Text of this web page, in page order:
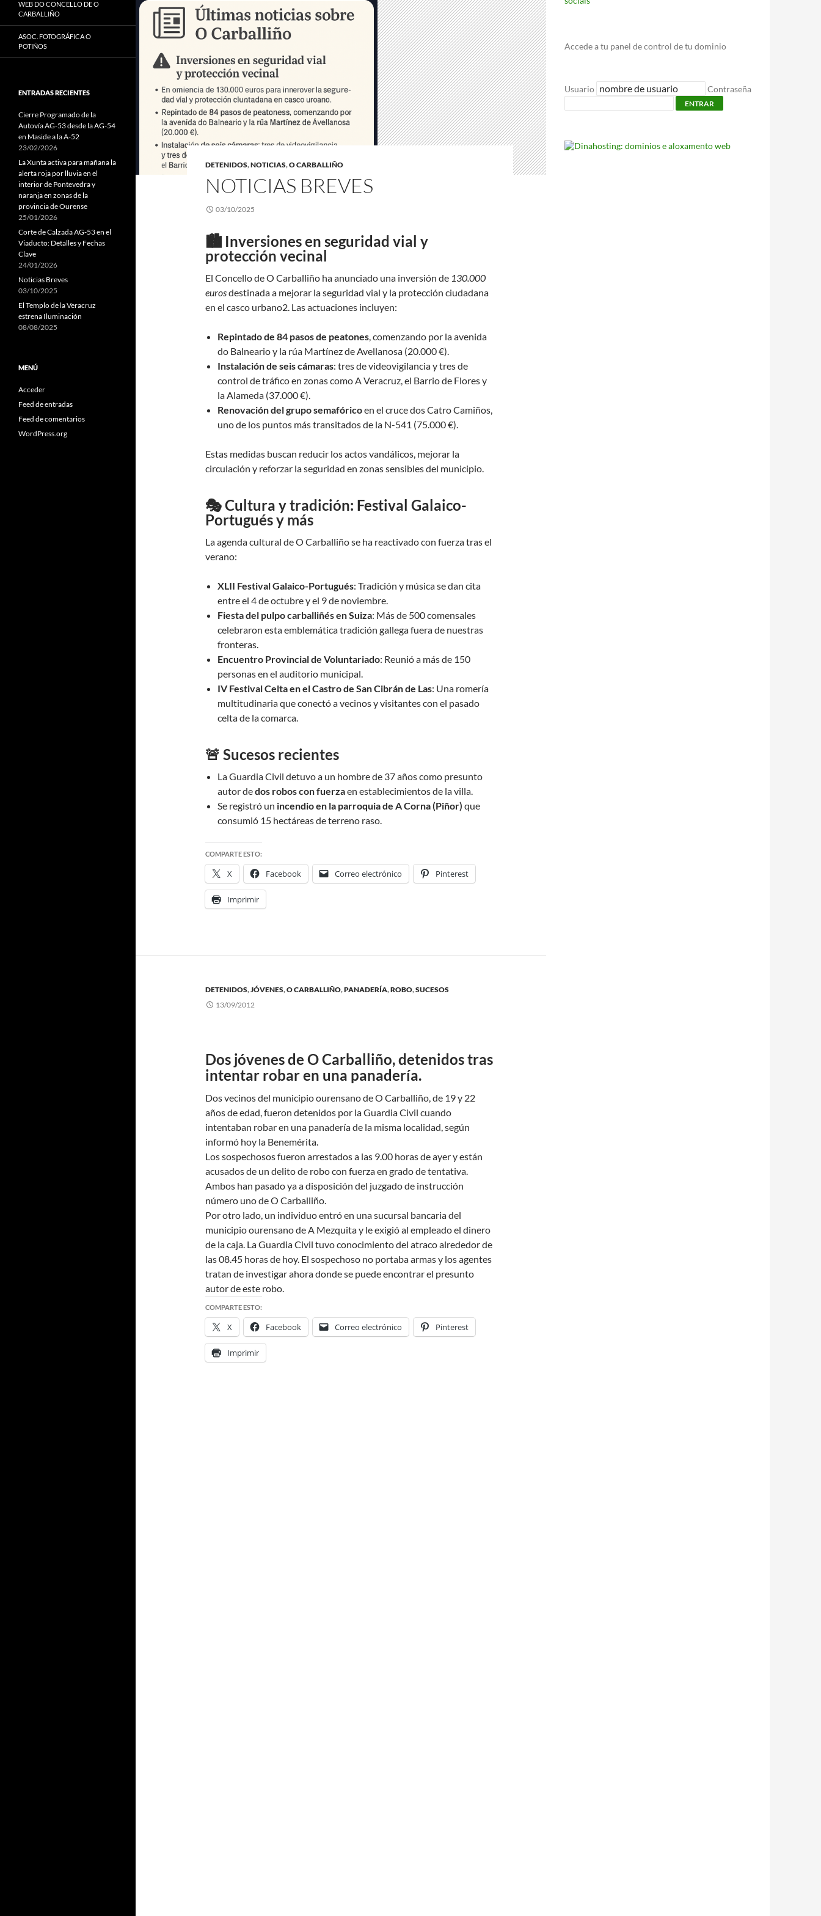
DETENIDOS,NOTICIAS,O CARBALLIÑO
NOTICIAS BREVES
03/10/2025
🏙️ Inversiones en seguridad vial y
protección vecinal
El Concello de O Carballiño ha anunciado una inversión de 130.000
eurosdestinada a mejorar la seguridad vial y la protección ciudadana
en el casco urbano2. Las actuaciones incluyen:
Repintado de 84 pasos de peatones, comenzando por la avenida
do Balneario y la rúa Martínez de Avellanosa (20.000 €).
Instalación de seis cámaras: tres de videovigilancia y tres de
control de tráfico en zonas como A Veracruz, el Barrio de Flores y
la Alameda (37.000 €).
Renovación del grupo semafóricoen el cruce dos Catro Camiños,
uno de los puntos más transitados de la N-541 (75.000 €).
Estas medidas buscan reducir los actos vandálicos, mejorar la
circulación y reforzar la seguridad en zonas sensibles del municipio.
🎭 Cultura y tradición: Festival Galaico-
Portugués y más
La agenda cultural de O Carballiño se ha reactivado con fuerza tras el
verano:
XLII Festival Galaico-Portugués: Tradición y música se dan cita
entre el 4 de octubre y el 9 de noviembre.
Fiesta del pulpo carballiñés en Suiza: Más de 500 comensales
celebraron esta emblemática tradición gallega fuera de nuestras
fronteras.
Encuentro Provincial de Voluntariado: Reunió a más de 150
personas en el auditorio municipal.
IV Festival Celta en el Castro de San Cibrán de Las: Una romería
multitudinaria que conectó a vecinos y visitantes con el pasado
celta de la comarca.
🚨 Sucesos recientes
La Guardia Civil detuvo a un hombre de 37 años como presunto
autor dedos robos con fuerzaen establecimientos de la villa.
Se registró un incendio en la parroquia de A Corna (Piñor) que
consumió 15 hectáreas de terreno raso.
COMPARTE ESTO:
X Facebook Correo electrónico Pinterest
Imprimir
DETENIDOS,JÓVENES,O CARBALLIÑO,PANADERÍA,ROBO,SUCESOS
13/09/2012
Dos jóvenes de O Carballiño, detenidos tras
intentar robar en una panadería.
Dos vecinos del municipio ourensano de O Carballiño, de 19 y 22
años de edad, fueron detenidos por la Guardia Civil cuando
intentaban robar en una panadería de la misma localidad, según
informó hoy la Benemérita.
Los sospechosos fueron arrestados a las 9.00 horas de ayer y están
acusados de un delito de robo con fuerza en grado de tentativa.
Ambos han pasado ya a disposición del juzgado de instrucción
número uno de O Carballiño.
Por otro lado, un individuo entró en una sucursal bancaria del
municipio ourensano de A Mezquita y le exigió al empleado el dinero
de la caja. La Guardia Civil tuvo conocimiento del atraco alrededor de
las 08.45 horas de hoy. El sospechoso no portaba armas y los agentes
tratan de investigar ahora donde se puede encontrar el presunto
autor de este robo.
COMPARTE ESTO:
X Facebook Correo electrónico Pinterest
Imprimir
Accede a tu panel de control de tu dominio
Usuario Contraseña
ENTRAR
WEB DO CONCELLO DE O
CARBALLIÑO
ASOC. FOTOGRÁFICA O
POTIÑOS
ENTRADAS RECIENTES
Cierre Programado de la
Autovía AG-53 desde la AG-54
en Maside a la A-52
23/02/2026
La Xunta activa para mañana la
alerta roja por lluvia en el
interior de Pontevedra y
naranja en zonas de la
provincia de Ourense
25/01/2026
Corte de Calzada AG-53 en el
Viaducto: Detalles y Fechas
Clave
24/01/2026
Noticias Breves
03/10/2025
El Templo de la Veracruz
estrena Iluminación
08/08/2025
MENÚ
Acceder
Feed de entradas
Feed de comentarios
WordPress.org